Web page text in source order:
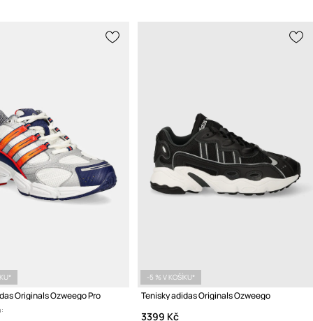
Originals Ozweego Pro
-5 % V KOŠÍKU*
Tenisky adidas Originals Ozweego
3399 Kč